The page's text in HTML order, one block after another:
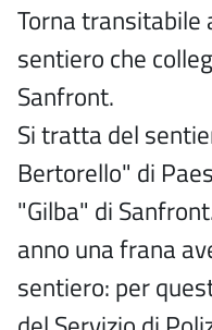
Torna transitabile
sentiero che
Sanfront.
Si tratta del
Bertorello" di
"Gilba" di
anno una frana
sentiero: per